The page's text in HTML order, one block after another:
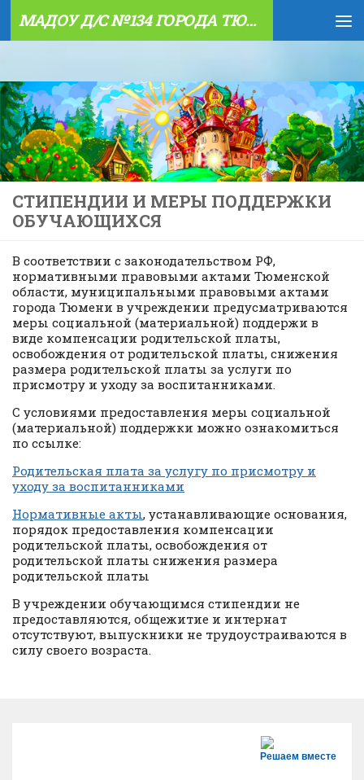
Skip to content МАДОУ Д/С №134 ГОРОДА ТЮМЕНИ
СТИПЕНДИИ И МЕРЫ ПОДДЕРЖКИ
ОБУЧАЮЩИХСЯ
В соответствии с законодательством РФ,
нормативными правовыми актами Тюменской
области, муниципальными правовыми актами
города Тюмени в учреждении предусматриваются
меры социальной (материальной) поддержи в
виде компенсации родительской платы,
освобождения от родительской платы, снижения
размера родительской платы за услуги по
присмотру и уходу за воспитанниками.
С условиями предоставления меры социальной
(материальной) поддержки можно ознакомиться
по ссылке:
Родительская плата за услугу по присмотру и
уходу за воспитанниками
Нормативные акты, устанавливающие основания,
порядок предоставления компенсации
родительской платы, освобождения от
родительской платы снижения размера
родительской платы
В учреждении обучающимся стипендии не
предоставляются, общежитие и интернат
отсутствуют, выпускники не трудоустраиваются в
силу своего возраста.
Решаем вместе